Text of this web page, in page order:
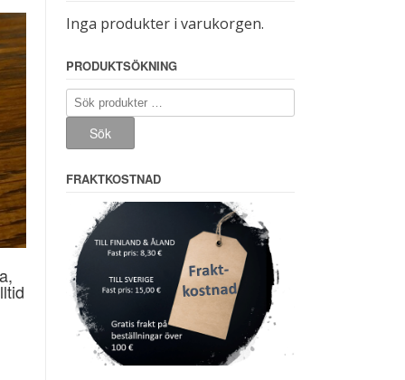
Inga produkter i varukorgen.
PRODUKTSÖKNING
Sök
efter:
Sök
FRAKTKOSTNAD